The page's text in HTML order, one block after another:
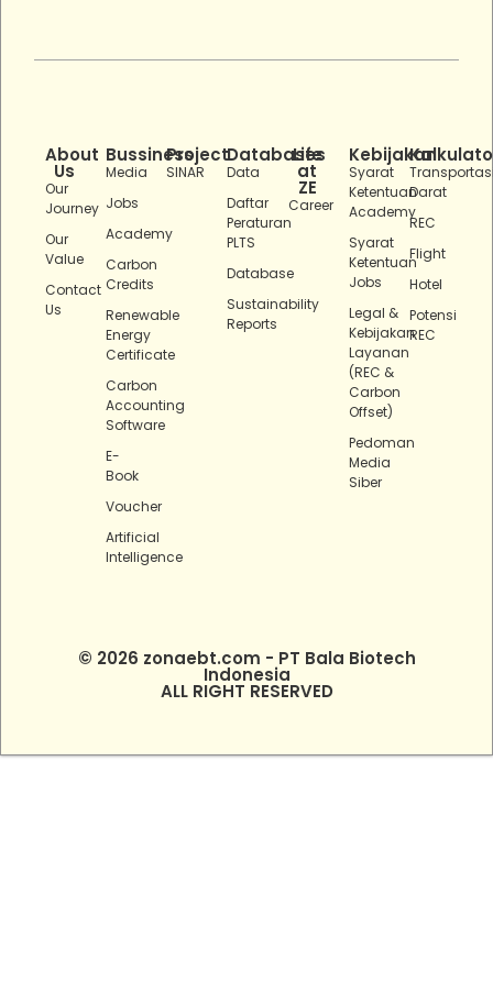
About
Us
Our
Journey
Our
Value
Contact
Us
Bussiness
Media
Jobs
Academy
Carbon
Credits
Renewable
Energy
Certificate
Carbon
Accounting
Software
E-
Book
Voucher
Artificial
Intelligence
Project
SINAR
Databases
Data
Daftar
Peraturan
PLTS
Database
Sustainability
Reports
Life
at
ZE
Career
Kebijakan
Syarat
Ketentuan
Academy
Syarat
Ketentuan
Jobs
Legal &
Kebijakan
Layanan
(REC &
Carbon
Offset)
Pedoman
Media
Siber
Darat
REC
Flight
Hotel
Potensi
REC
© 2026 zonaebt.com - PT Bala Biotech
Indonesia
ALL RIGHT RESERVED